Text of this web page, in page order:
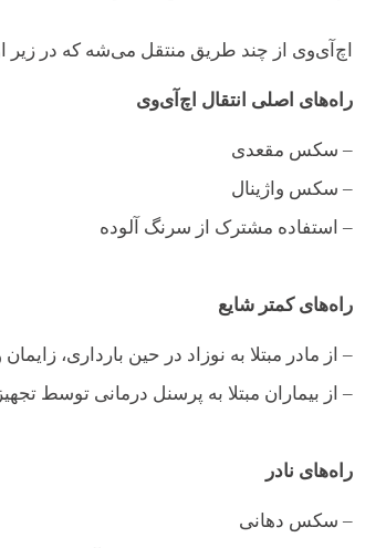
اچ‌آی‌وی از چند طریق منتقل می‌شه که در زیر
راه‌های اصلی انتقال اچ‌آی‌وی
– سکس مقعدی
– سکس واژینال
– استفاده مشترک از سرنگ آلوده
راه‌های کمتر شایع
– از مادر مبتلا به نوزاد در حین بارداری،
– از بیماران مبتلا به پرسنل درمانی توسط
راه‌های نادر
– سکس دهانی